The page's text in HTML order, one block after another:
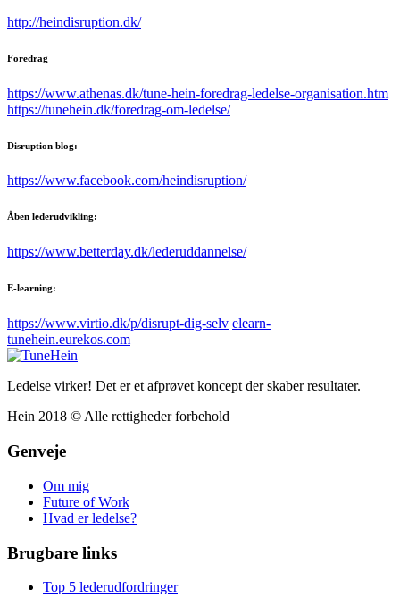
http://heindisruption.dk/
Foredrag
https://www.athenas.dk/tune-hein-foredrag-ledelse-organisation.htm
https://tunehein.dk/foredrag-om-ledelse/
Disruption blog:
https://www.facebook.com/heindisruption/
Åben lederudvikling:
https://www.betterday.dk/lederuddannelse/
E-learning:
https://www.virtio.dk/p/disrupt-dig-selv elearn-
tunehein.eurekos.com
Ledelse virker! Det er et afprøvet koncept der skaber resultater.
Hein 2018 © Alle rettigheder forbehold
Genveje
Om mig
Future of Work
Hvad er ledelse?
Brugbare links
Top 5 lederudfordringer